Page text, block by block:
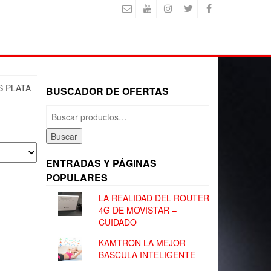
PLATA BUSCADOR DE OFERTAS
Buscar
por:
Buscar
ENTRADAS Y PÁGINAS
POPULARES
LA REALIDAD DEL ROUTER
4G DE MOVISTAR –
CUIDADO
KAMTRON LA MEJOR
BASCULA INTELIGENTE